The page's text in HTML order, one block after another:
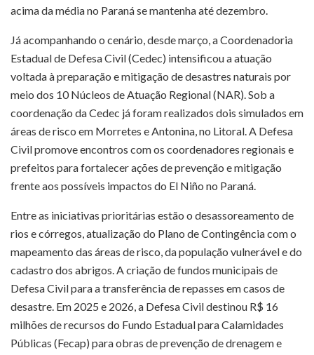
acima da média no Paraná se mantenha até dezembro.
Já acompanhando o cenário, desde março, a Coordenadoria
Estadual de Defesa Civil (Cedec) intensificou a atuação
voltada à preparação e mitigação de desastres naturais por
meio dos 10 Núcleos de Atuação Regional (NAR). Sob a
coordenação da Cedec já foram realizados dois simulados em
áreas de risco em Morretes e Antonina, no Litoral. A Defesa
Civil promove encontros com os coordenadores regionais e
prefeitos para fortalecer ações de prevenção e mitigação
frente aos possíveis impactos do El Niño no Paraná.
Entre as iniciativas prioritárias estão o desassoreamento de
rios e córregos, atualização do Plano de Contingência com o
mapeamento das áreas de risco, da população vulnerável e do
cadastro dos abrigos. A criação de fundos municipais de
Defesa Civil para a transferência de repasses em casos de
desastre. Em 2025 e 2026, a Defesa Civil destinou R$ 16
milhões de recursos do Fundo Estadual para Calamidades
Públicas (Fecap) para obras de prevenção de drenagem e